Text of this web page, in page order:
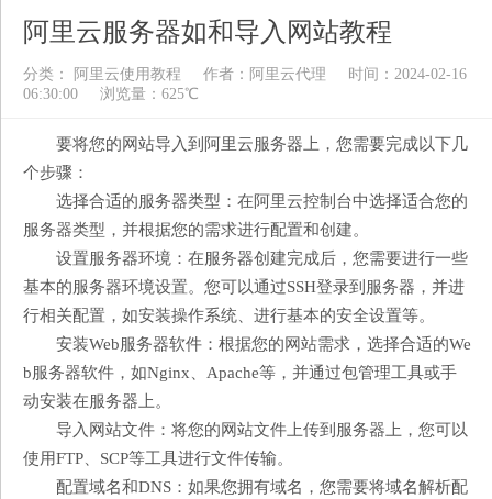
阿里云服务器如和导入网站教程
分类： 阿里云使用教程 作者： 阿里云代理
时间：2024-02-16
06:30:00
浏览量：625℃
要将您的网站导入到阿里云服务器上，您需要完成以下几
个步骤：
选择合适的服务器类型：在阿里云控制台中选择适合您的
服务器类型，并根据您的需求进行配置和创建。
设置服务器环境：在服务器创建完成后，您需要进行一些
基本的服务器环境设置。您可以通过SSH登录到服务器，并进
行相关配置，如安装操作系统、进行基本的安全设置等。
安装Web服务器软件：根据您的网站需求，选择合适的We
b服务器软件，如Nginx、Apache等，并通过包管理工具或手
动安装在服务器上。
导入网站文件：将您的网站文件上传到服务器上，您可以
使用FTP、SCP等工具进行文件传输。
配置域名和DNS：如果您拥有域名，您需要将域名解析配